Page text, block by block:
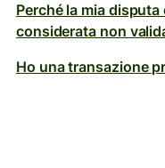
Perché la mia
considerata non
Ho una transazione